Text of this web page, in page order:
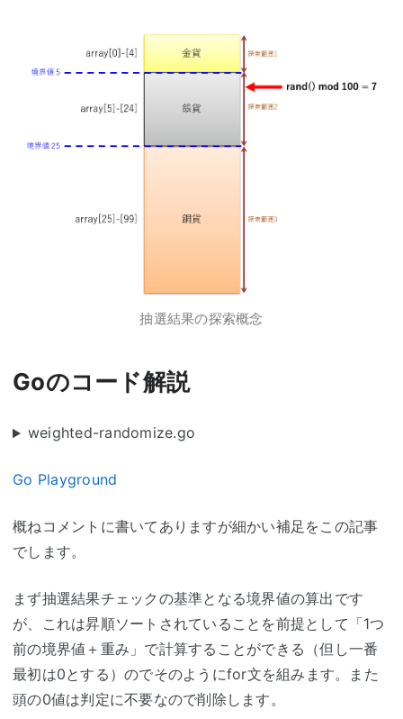
抽選結果の探索概念
Goのコード解説
weighted-randomize.go
Go Playground
概ねコメントに書いてありますが細かい補足をこの記事
でします。
まず抽選結果チェックの基準となる境界値の算出です
が、これは昇順ソートされていることを前提として「1つ
前の境界値＋重み」で計算することができる（但し一番
最初は0とする）のでそのようにfor文を組みます。また
頭の0値は判定に不要なので削除します。